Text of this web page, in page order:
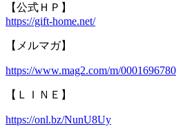
【公式ＨＰ】
https://gift-home.net/
【メルマガ】
https://www.mag2.com/m/0001696780
【ＬＩＮＥ】
https://onl.bz/NunU8Uy